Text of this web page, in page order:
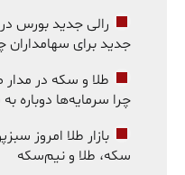
رالی جدید بورس
جدید برای
طلا و سکه در
چرا سرمایه‌ها دوباره
بازار طلا امروز
سکه، طلا و نیم‌سکه